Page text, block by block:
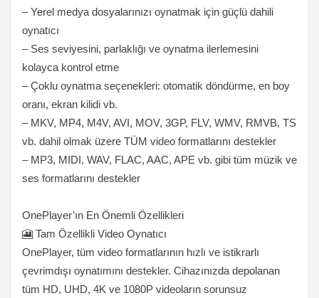
– Yerel medya dosyalarınızı oynatmak için güçlü dahili
oynatıcı
– Ses seviyesini, parlaklığı ve oynatma ilerlemesini
kolayca kontrol etme
– Çoklu oynatma seçenekleri: otomatik döndürme, en boy
oranı, ekran kilidi vb.
– MKV, MP4, M4V, AVI, MOV, 3GP, FLV, WMV, RMVB, TS
vb. dahil olmak üzere TÜM video formatlarını destekler
– MP3, MIDI, WAV, FLAC, AAC, APE vb. gibi tüm müzik ve
ses formatlarını destekler
OnePlayer’ın En Önemli Özellikleri
🎦 Tam Özellikli Video Oynatıcı
OnePlayer, tüm video formatlarının hızlı ve istikrarlı
çevrimdışı oynatımını destekler. Cihazınızda depolanan
tüm HD, UHD, 4K ve 1080P videoların sorunsuz